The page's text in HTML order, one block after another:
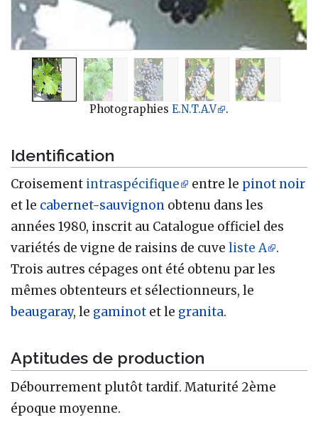
Photographies E.N.T.A.V .
Identification
Croisement intraspécifique entre le pinot noir
et le cabernet-sauvignon obtenu dans les
années 1980, inscrit au Catalogue officiel des
variétés de vigne de raisins de cuve liste A
.
Trois autres cépages ont été obtenu par les
mêmes obtenteurs et sélectionneurs, le
beaugaray, le gaminot et le granita.
Aptitudes de production
Débourrement plutôt tardif. Maturité 2ème
époque moyenne.